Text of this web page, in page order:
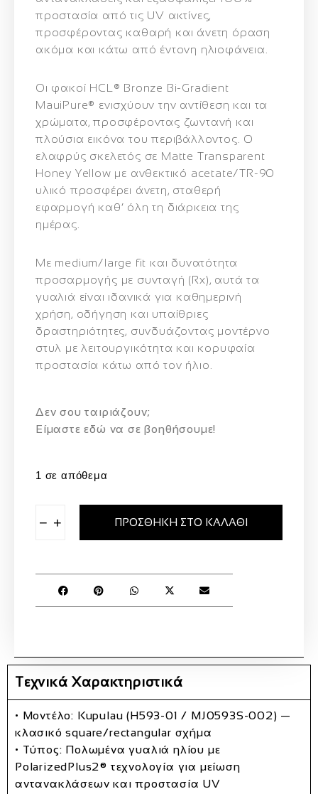
προστασία από τις UV ακτίνες,
προσφέροντας καθαρή και άνετη όραση
ακόμα και κάτω από έντονη ηλιοφάνεια.
Οι φακοί HCL® Bronze Bi‑Gradient
MauiPure® ενισχύουν την αντίθεση και τα
χρώματα, προσφέροντας ζωντανή και
πλούσια εικόνα του περιβάλλοντος. Ο
ελαφρύς σκελετός σε Matte Transparent
Honey Yellow με ανθεκτικό acetate/TR‑90
υλικό προσφέρει άνετη, σταθερή
εφαρμογή καθ’ όλη τη διάρκεια της
ημέρας.
Με medium/large fit και δυνατότητα
προσαρμογής με συνταγή (Rx), αυτά τα
γυαλιά είναι ιδανικά για καθημερινή
χρήση, οδήγηση και υπαίθριες
δραστηριότητες, συνδυάζοντας μοντέρνο
στυλ με λειτουργικότητα και κορυφαία
προστασία κάτω από τον ήλιο.
Δεν σου ταιριάζουν;
Eίμαστε εδώ να σε βοηθήσουμε!
1 σε απόθεμα
− + ΠΡΟΣΘΉΚΗ ΣΤΟ ΚΑΛΆΘΙ
Τεχνικά Χαρακτηριστικά
• Μοντέλο: Kupulau (H593‑01 / MJ0593S‑002) —
κλασικό square/rectangular σχήμα
• Τύπος: Πολωμένα γυαλιά ηλίου με
PolarizedPlus2® τεχνολογία για μείωση
αντανακλάσεων και προστασία UV